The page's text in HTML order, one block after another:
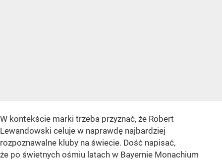
W kontekście marki trzeba przyznać, że Robert
Lewandowski celuje w naprawdę najbardziej
rozpoznawalne kluby na świecie. Dość napisać,
że po świetnych ośmiu latach w Bayernie Monachium